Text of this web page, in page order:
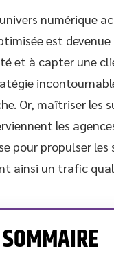
numérique
est
et à capter une
Or, maîtriser les
les
pour propulser
ainsi un trafic
SOMMAIRE